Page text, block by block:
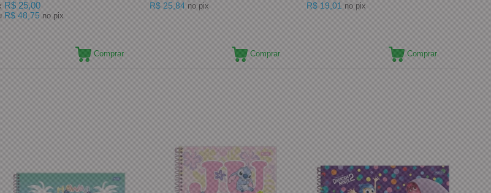
R$ 25,00
R$ 48,75 no pix
Comprar
R$ 25,84 no pix
Comprar
R$ 19,01 no pix
Comprar